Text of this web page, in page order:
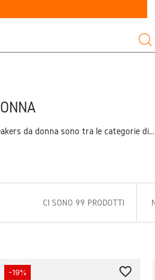
da donna sono tra le categorie di...
CI SONO 99 PRODOTTI
-19% favorite_border